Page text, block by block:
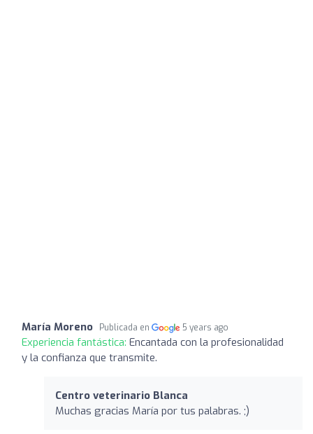
María Moreno Publicada en 5 years ago
Experiencia fantástica: Encantada con la profesionalidad
y la confianza que transmite.
Centro veterinario Blanca
Muchas gracias María por tus palabras. ;)